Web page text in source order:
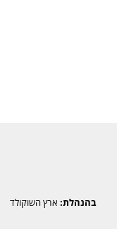
בהנהלת: ארץ השוקולד